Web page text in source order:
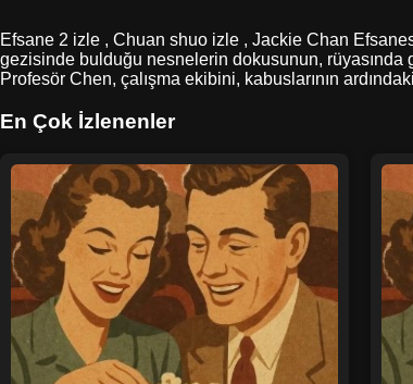
Efsane 2 izle , Chuan shuo izle , Jackie Chan
gezisinde bulduğu nesnelerin dokusunun, rüyasında
Profesör Chen, çalışma ekibini, kabuslarının
En Çok İzlenenler